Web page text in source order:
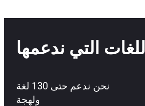
اللغات التي ندعمها
نحن ندعم حتى 130 لغة
ولهجة